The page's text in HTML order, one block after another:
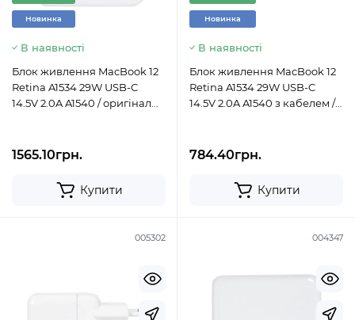
Новинка
В наявності
Блок живлення MacBook 12
Retina A1534 29W USB-C
14.5V 2.0A A1540 / оригінал
1565.10грн.
Купити
Новинка
В наявності
Блок живлення MacBook 12
Retina A1534 29W USB-C
14.5V 2.0A A1540 з кабелем /
784.40грн.
Купити
005302 004347